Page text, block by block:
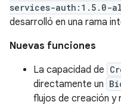
services-auth:1.5.0-
desarrolló en una rama
Nuevas funciones
La capacidad de
directamente un
flujos de creación y